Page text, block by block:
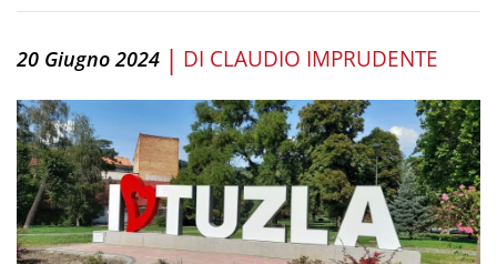
20 Giugno 2024 | DI CLAUDIO IMPRUDENTE